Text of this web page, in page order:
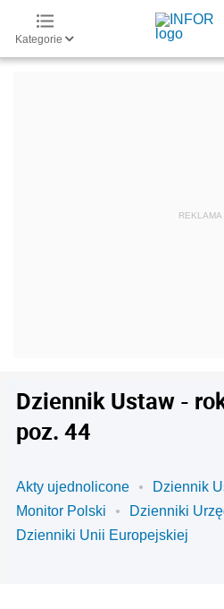
Kategorie
Dziennik Ustaw -
poz. 44
Akty ujednolicone
Dziennik
Monitor Polski
Dzienniki
Dzienniki Unii Europejskiej